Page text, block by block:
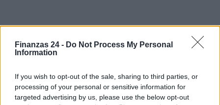
Finanzas 24 - Do Not Process My Personal
Information
If you wish to opt-out of the sale, sharing to third parties, or
processing of your personal or sensitive information for
targeted advertising by us, please use the below opt-out